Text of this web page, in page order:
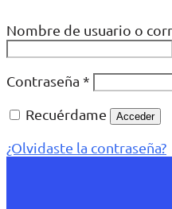
Nombre de usuario o
Contraseña *
Recuérdame
Acceder
¿Olvidaste la contraseña?